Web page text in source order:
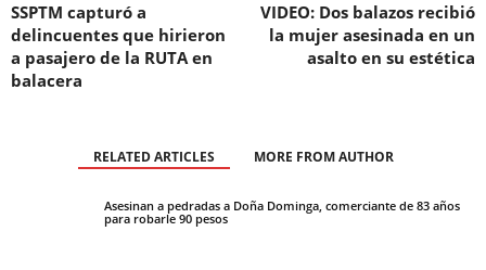
SSPTM capturó a
delincuentes que hirieron
a pasajero de la RUTA en
balacera
VIDEO: Dos balazos recibió
la mujer asesinada en un
asalto en su estética
RELATED ARTICLES MORE FROM AUTHOR
Asesinan a pedradas a Doña Dominga, comerciante de 83 años
para robarle 90 pesos